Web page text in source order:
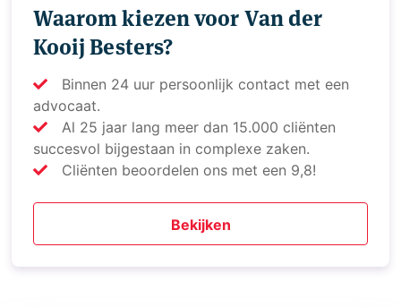
Waarom kiezen voor Van der
Kooij Besters?
Binnen 24 uur persoonlijk contact met een
advocaat.
Al 25 jaar lang meer dan 15.000 cliënten
succesvol bijgestaan in complexe zaken.
Cliënten beoordelen ons met een 9,8!
Bekijken